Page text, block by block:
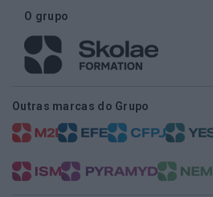
O grupo
Outras marcas do Grupo